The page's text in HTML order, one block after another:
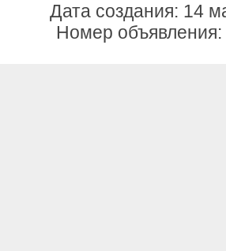
Дата создания: 14
Номер